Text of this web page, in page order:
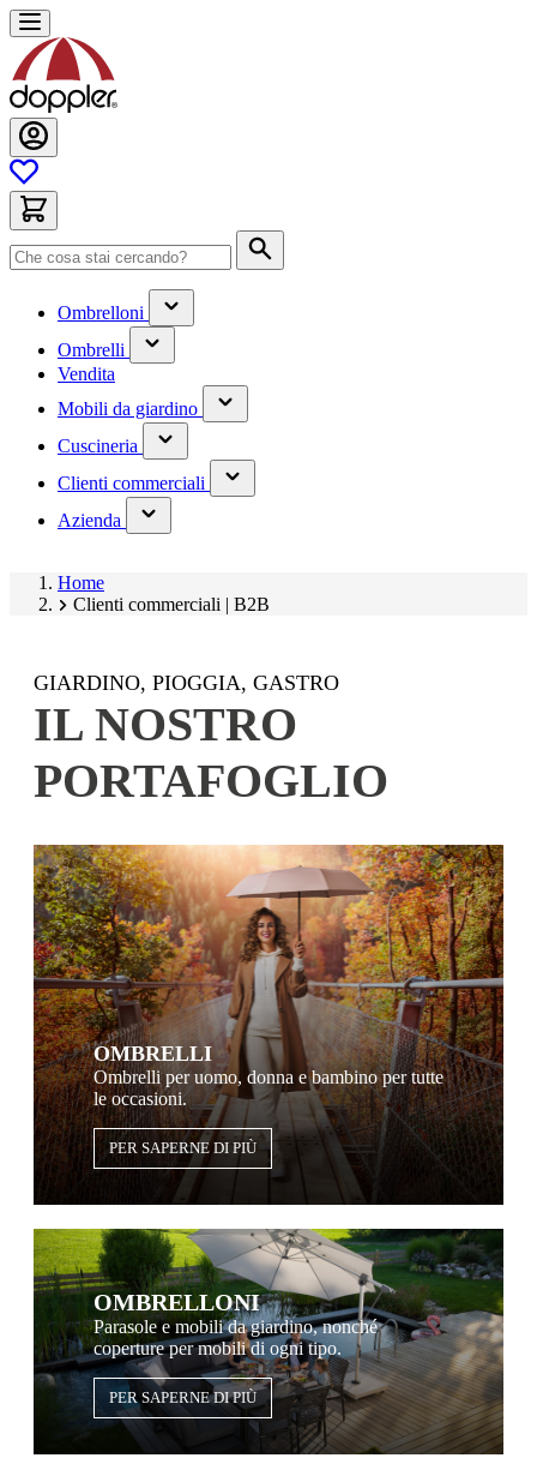
Salta
al
contenuto
Ombrelloni
(contiene
un
sottomenu)
Ombrelli
(contiene
un
Vendita
Mobili da giardino
(contiene
un
Cuscineria
(contiene
un
sottomenu)
Clienti commerciali
(has
submenu)
Azienda
(has
submenu)
Home
Clienti commerciali | B2B
GIARDINO, PIOGGIA, GASTRO
IL NOSTRO
PORTAFOGLIO
OMBRELLI
Ombrelli per uomo, donna e bambino per tutte
le occasioni.
PER SAPERNE DI PIÙ
OMBRELLONI
Parasole e mobili da giardino, nonché
coperture per mobili di ogni tipo.
PER SAPERNE DI PIÙ